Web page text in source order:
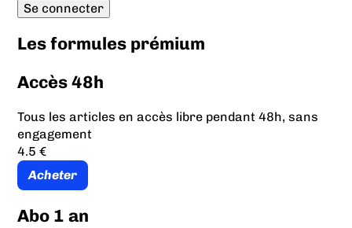
Les formules prémium
Accès 48h
Tous les articles en accès libre pendant 48h, sans
engagement
4.5 €
Acheter
Abo 1 an